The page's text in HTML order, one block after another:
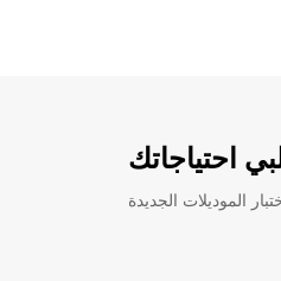
احتياجاتك
الموديلات الجديدة